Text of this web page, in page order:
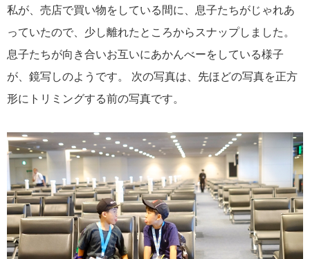
私が、売店で買い物をしている間に、息子たちがじゃれあ
っていたので、少し離れたところからスナップしました。
息子たちが向き合いお互いにあかんべーをしている様子
が、鏡写しのようです。 次の写真は、先ほどの写真を正方
形にトリミングする前の写真です。